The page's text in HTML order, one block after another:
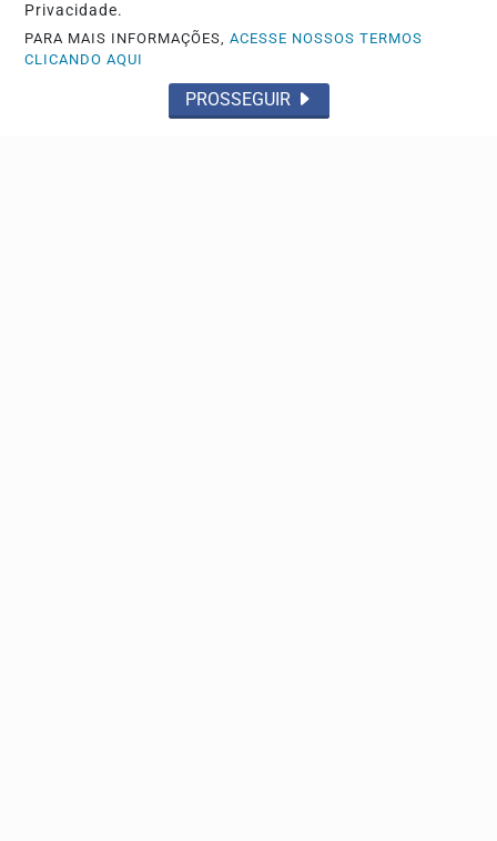
Privacidade.
PARA MAIS INFORMAÇÕES,ACESSE NOSSOS TERMOS
CLICANDO AQUI
PROSSEGUIR